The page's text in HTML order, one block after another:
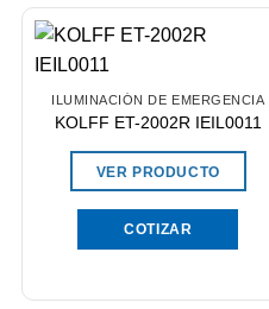
ILUMINACIÓN DE EMERGENCIA
KOLFF ET-2002R IEIL0011
VER PRODUCTO
COTIZAR